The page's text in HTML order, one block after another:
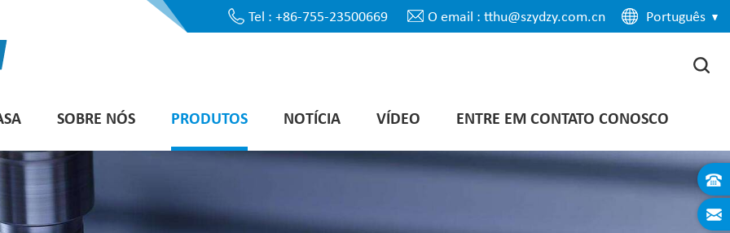
Português
Tel : +86-755-23500669 O email : tthu@szydzy.com.cn
SOBRE NÓS PRODUTOS NOTÍCIA VÍDEO ENTRE EM CONTATO CONOSCO